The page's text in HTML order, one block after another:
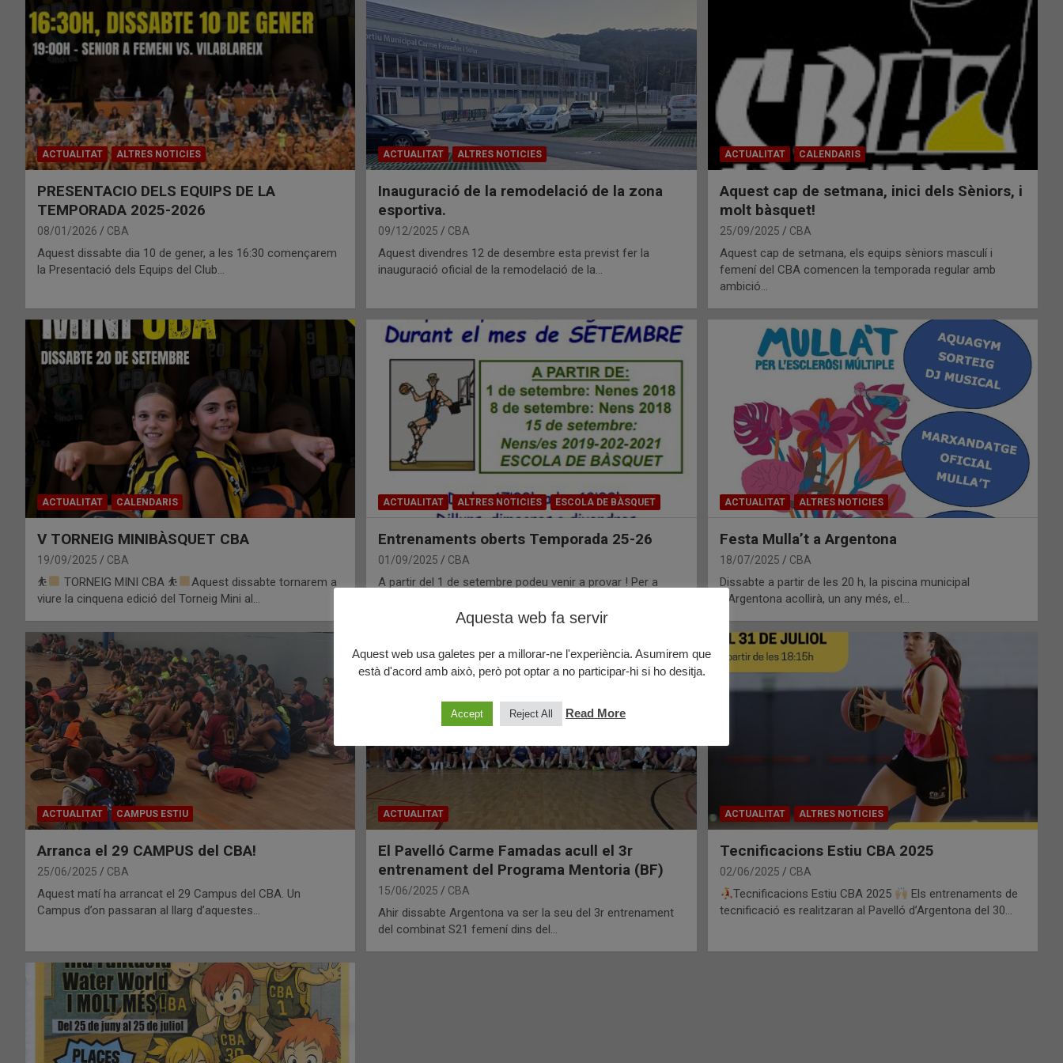
ACTUALITAT ALTRES NOTICIES
PRESENTACIO DELS EQUIPS DE LA
TEMPORADA 2025-2026
08/01/2026 CBA
Aquest dissabte dia 10 de gener, a les 16:30 començarem
la Presentació dels Equips del Club…
ACTUALITAT ALTRES NOTICIES
Inauguració de la remodelació de la zona
esportiva.
09/12/2025 CBA
Aquest divendres 12 de desembre esta previst fer la
inauguració oficial de la remodelació de la…
ACTUALITAT CALENDARIS
Aquest cap de setmana, inici dels Sèniors, i
molt bàsquet!
25/09/2025 CBA
Aquest cap de setmana, els equips sèniors masculí i
femení del CBA comencen la temporada regular amb
ambició…
ACTUALITAT CALENDARIS
V TORNEIG MINIBÀSQUET CBA
19/09/2025 CBA
⛹ TORNEIG MINI CBA ⛹
Aquest dissabte tornarem a
viure la cinquena edició del Torneig Mini al…
ACTUALITAT ALTRES NOTICIES ESCOLA DE BÀSQUET
Entrenaments oberts Temporada 25-26
01/09/2025 CBA
A partir del 1 de setembre podeu venir a provar ! Per a
ACTUALITAT ALTRES NOTICIES
Festa Mulla’t a Argentona
18/07/2025 CBA
Dissabte a partir de les 20 h, la piscina municipal
d’Argentona acollirà, un any més, el…
ACTUALITAT CAMPUS ESTIU
Arranca el 29 CAMPUS del CBA!
25/06/2025 CBA
Aquest matí ha arrancat el 29 Campus del CBA. Un
Campus d’on passaran al llarg d’aquestes…
ACTUALITAT
El Pavelló Carme Famadas acull el 3r
entrenament del Programa Mentoria (BF)
15/06/2025 CBA
Ahir dissabte Argentona va ser la seu del 3r entrenament
del combinat S21 femení dins del…
ACTUALITAT ALTRES NOTICIES
Tecnificacions Estiu CBA 2025
02/06/2025 CBA
Tecnificacions Estiu CBA 2025
Els entrenaments de
tecnificació es realitzaran al Pavelló d’Argentona del 30…
Aquesta web fa servir
Aquest web usa galetes per a millorar-ne l'experiència. Asumirem que
està d'acord amb això, però pot optar a no participar-hi si ho desitja.
Accept Reject All Read More